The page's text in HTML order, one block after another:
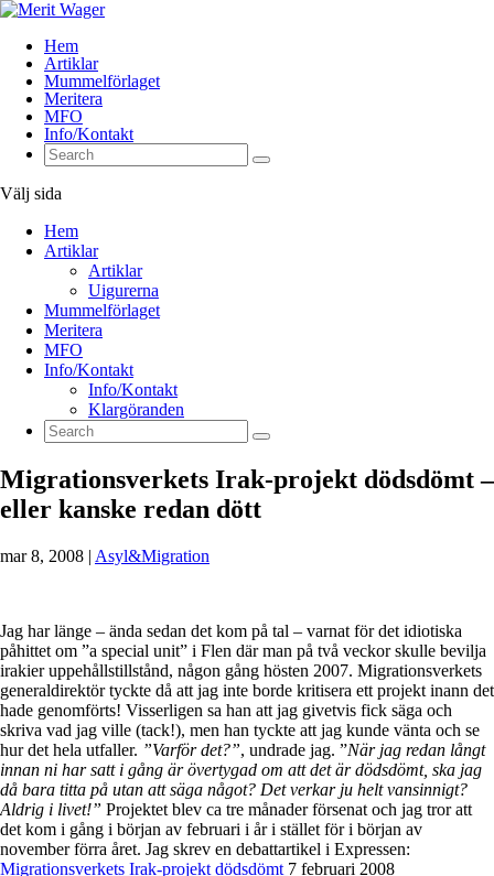
Hem
Artiklar
Mummelförlaget
Meritera
MFO
Info/Kontakt
Välj sida
Hem
Artiklar
Artiklar
Uigurerna
Mummelförlaget
Meritera
MFO
Info/Kontakt
Info/Kontakt
Klargöranden
Migrationsverkets Irak-projekt dödsdömt –
eller kanske redan dött
mar 8, 2008 | Asyl&Migration
Jag har länge – ända sedan det kom på tal – varnat för det idiotiska
påhittet om ”a special unit” i Flen där man på två veckor skulle bevilja
irakier uppehållstillstånd, någon gång hösten 2007. Migrationsverkets
generaldirektör tyckte då att jag inte borde kritisera ett projekt inann det
hade genomförts! Visserligen sa han att jag givetvis fick säga och
skriva vad jag ville (tack!), men han tyckte att jag kunde vänta och se
hur det hela utfaller. ”Varför det?”, undrade jag. ”När jag redan långt
innan ni har satt i gång är övertygad om att det är dödsdömt, ska jag
då bara titta på utan att säga något? Det verkar ju helt vansinnigt?
Aldrig i livet!” Projektet blev ca tre månader försenat och jag tror att
det kom i gång i början av februari i år i stället för i början av
november förra året. Jag skrev en debattartikel i Expressen:
Migrationsverkets Irak-projekt dödsdömt 7 februari 2008